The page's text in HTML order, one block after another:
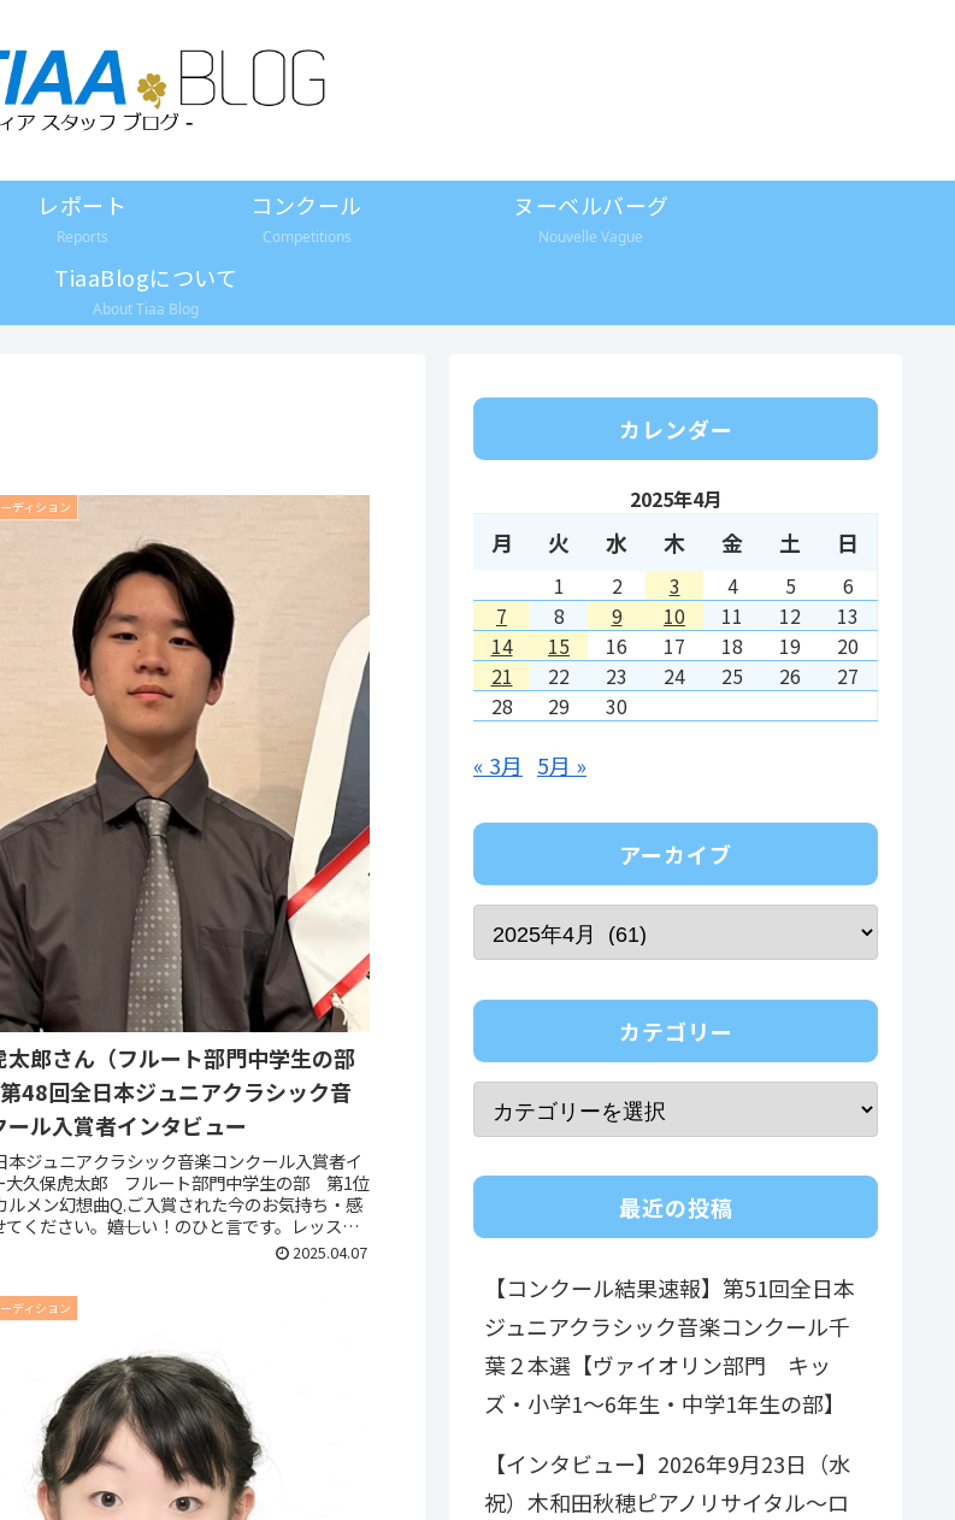
レポート
Reports
コンクール
Competitions
ヌーベルバーグ
Nouvelle Vague
TiaaBlogについて
About Tiaa Blog
ディション
太郎さん（フルート部門中学生の部
48回全日本ジュニアクラシック音
ール入賞者インタビュー
本ジュニアクラシック音楽コンクール入賞者イ
大久保虎太郎 フルート部門中学生の部 第1位
ルメン幻想曲Q.ご入賞された今のお気持ち・感
ください。――嬉しい！のひと言です。レッスン
2025.04.07
ディション
カレンダー
2025年4月
月 火 水 木 金 土 日
1 2 3 4 5
6
7
8 9 10 11 12
13
14
15 16 17 18 19
20
21
22 23 24 25 26
27
28
29 30
« 3月 5月 »
アーカイブ
カテゴリー
最近の投稿
【コンクール結果速報】第51回全日本
ジュニアクラシック音楽コンクール千
葉２本選【ヴァイオリン部門 キッ
ズ・小学1～6年生・中学1年生の部】
【インタビュー】2026年9月23日（水
祝）木和田秋穂ピアノリサイタル～ロ